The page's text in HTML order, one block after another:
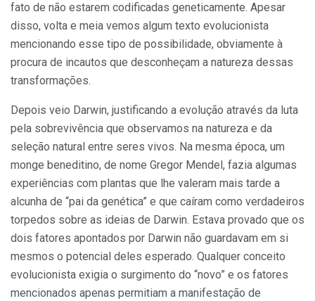
fato de não esta­rem codificadas geneticamente. Ape­sar
disso, volta e meia vemos algum texto evolucionista
mencionando esse tipo de possibilidade, obviamente à
procura de incautos que desconheçam a natureza dessas
transformações.
Depois veio Darwin, justificando a evolução através da luta
pela so­brevivência que observamos na natu­reza e da
seleção natural entre seres vivos. Na mesma época, um
monge beneditino, de nome Gregor Mendel, fazia algumas
experiências com plan­tas que lhe valeram mais tarde a
alcu­nha de “pai da genética” e que caíram como verdadeiros
torpedos sobre as ideias de Darwin. Estava provado que os
dois fatores apontados por Darwin não guardavam em si
mesmos o po­tencial deles esperado. Qualquer con­ceito
evolucionista exigia o surgimento do “novo” e os fatores
mencionados apenas permitiam a manifestação de